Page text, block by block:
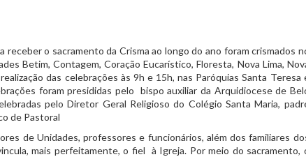
receber o sacramento da Crisma ao longo do ano foram crismados
Betim, Contagem, Coração Eucarístico, Floresta, Nova Lima,
das celebrações às 9h e 15h, nas Paróquias Santa Teresa
foram presididas pelo bispo auxiliar da Arquidiocese de
pelo Diretor Geral Religioso do Colégio Santa Maria,
de Pastoral
de Unidades, professores e funcionários, além dos familiares
mais perfeitamente, o fiel à Igreja. Por meio do sacramento,